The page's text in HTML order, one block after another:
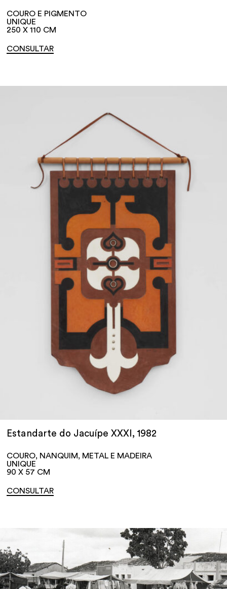
COURO E PIGMENTO
UNIQUE
250 X 110 CM
CONSULTAR
Estandarte do Jacuípe XXXI, 1982
COURO, NANQUIM, METAL E MADEIRA
UNIQUE
90 X 57 CM
CONSULTAR